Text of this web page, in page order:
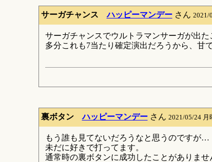
サーガチャンスハッピーマンデーさん 2021/
サーガチャンスでウルトラマンサーガが出た
多分これも7当たり確定演出だろうから、甘
裏ボタンハッピーマンデーさん 2021/05/24 月
もう誰も見てないだろうなと思うのですが…
未だに好きで打ってます。
通常時の裏ボタンに成功したことがありませ